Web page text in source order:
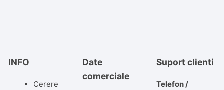
INFO
Cerere
Date
comerciale
Suport clienti
Telefon /